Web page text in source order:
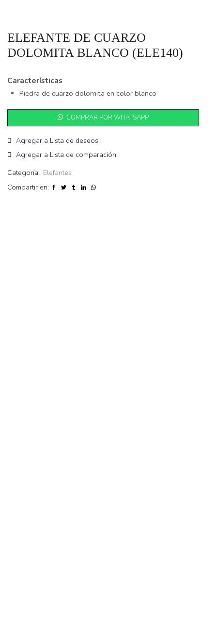
ELEFANTE DE CUARZO
DOLOMITA BLANCO (ELE140)
Características
Piedra de cuarzo dolomita en color blanco
COMPRAR POR WHATSAPP
Agregar a Lista de deseos
Agregar a Lista de comparación
Categoría: Elefantes
Compartir en: